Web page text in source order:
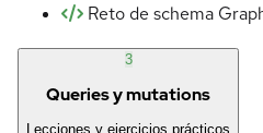
Reto de schema
3
Queries y mutations
Lecciones y ejercicios prácticos